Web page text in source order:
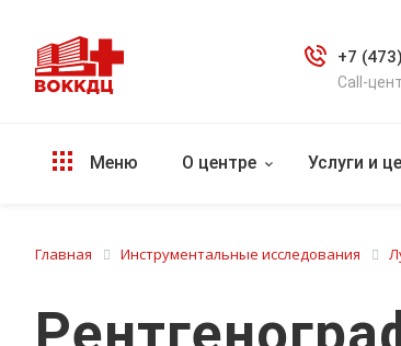
+7
Call-
Меню О центре Услуги и
Главная Инструментальные исследования